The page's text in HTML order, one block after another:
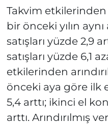
Takvim etkilerinden
bir önceki yılın
satışları yüzde 2,9
satışları yüzde 6,1
etkilerinden
önceki aya göre ilk
5,4 arttı; ikinci el
arttı. Arındırılmış